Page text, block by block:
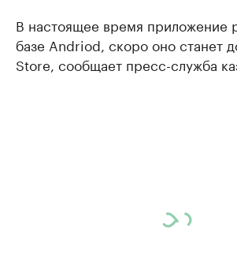
В настоящее время приложение
базе Andriod, скоро оно станет
Store, сообщает пресс-служба